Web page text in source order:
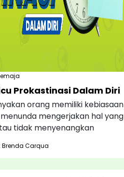
Prokastinasi Dalam Diri
orang memiliki kebiasaan
mengerjakan hal yang
tidak menyenangkan
Brenda Carqua